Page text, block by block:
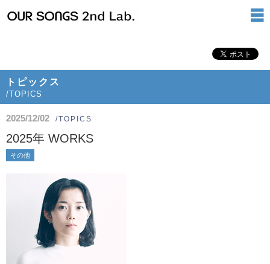
トピックス
/TOPICS
2025/12/02 /TOPICS
2025年 WORKS
その他